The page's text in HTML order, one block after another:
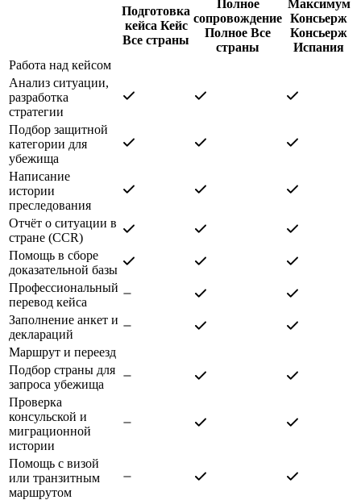
Подготовка
кейса Кейс
Все страны
Полное
сопровождение
Полное Все
страны
Максимум
Консьерж
Консьерж
Испания
Работа над кейсом
Анализ ситуации,
разработка
стратегии
Подбор защитной
категории для
убежища
Написание
истории
преследования
Отчёт о ситуации в
стране (CCR)
Помощь в сборе
доказательной базы
Профессиональный
перевод кейса
Заполнение анкет и
деклараций
Маршрут и переезд
Подбор страны для
запроса убежища
Проверка
консульской и
миграционной
истории
Помощь с визой
или транзитным
маршрутом